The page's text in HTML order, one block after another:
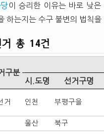
이 승리한 이유는 바로 낮
하는지는 수구 불변의 법칙을
총 14건
구분
시.도명
선거구명
거 인천 부평구을
울산 북구